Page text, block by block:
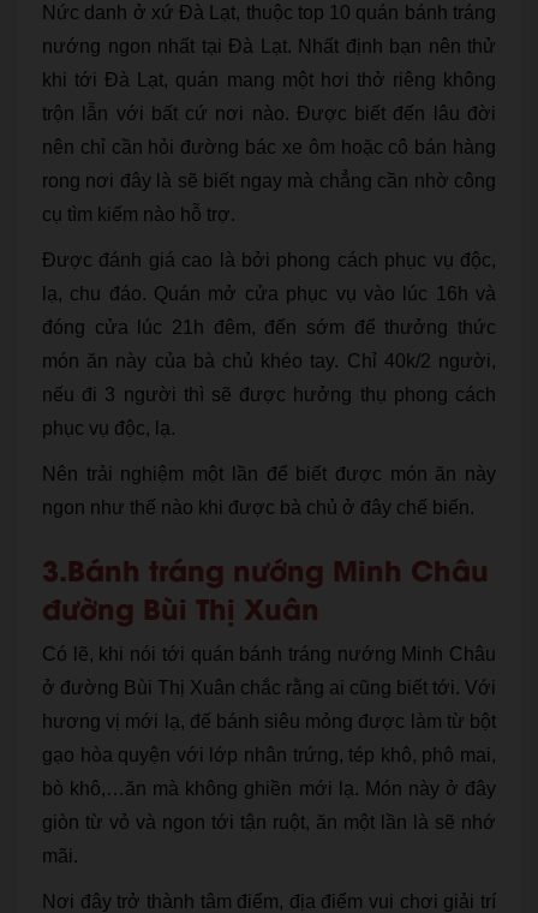
Nức danh ở xứ Đà Lạt, thuộc top 10 quán bánh tráng
nướng ngon nhất tại Đà Lạt. Nhất định bạn nên thử
khi tới Đà Lạt, quán mang một hơi thở riêng không
trộn lẫn với bất cứ nơi nào. Được biết đến lâu đời
nên chỉ cần hỏi đường bác xe ôm hoặc cô bán hàng
rong nơi đây là sẽ biết ngay mà chẳng cần nhờ công
cụ tìm kiếm nào hỗ trợ.
Được đánh giá cao là bởi phong cách phục vụ độc,
lạ, chu đáo. Quán mở cửa phục vụ vào lúc 16h và
đóng cửa lúc 21h đêm, đến sớm để thưởng thức
món ăn này của bà chủ khéo tay. Chỉ 40k/2 người,
nếu đi 3 người thì sẽ được hưởng thụ phong cách
phục vụ độc, lạ.
Nên trải nghiệm một lần để biết được món ăn này
ngon như thế nào khi được bà chủ ở đây chế biến.
3.Bánh tráng nướng Minh Châu
đường Bùi Thị Xuân
Có lẽ, khi nói tới quán bánh tráng nướng Minh Châu
ở đường Bùi Thị Xuân chắc rằng ai cũng biết tới. Với
hương vị mới lạ, đế bánh siêu mỏng được làm từ bột
gạo hòa quyện với lớp nhân trứng, tép khô, phô mai,
bò khô,…ăn mà không ghiền mới lạ. Món này ở đây
giòn từ vỏ và ngon tới tận ruột, ăn một lần là sẽ nhớ
mãi.
Nơi đây trở thành tâm điểm, địa điểm vui chơi giải trí